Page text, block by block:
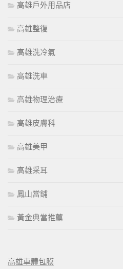
高雄戶外用品店
高雄整復
高雄洗冷氣
高雄洗車
高雄物理治療
高雄皮膚科
高雄美甲
高雄采耳
鳳山當鋪
黃金典當推薦
高雄車體包膜